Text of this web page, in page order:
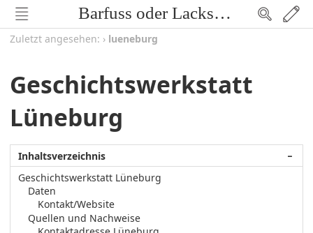
Barfuss oder Lackschuh
Zuletzt angesehen: › lueneburg
Geschichtswerkstatt
Lüneburg
−
Inhaltsverzeichnis
Geschichtswerkstatt Lüneburg
Daten
Kontakt/Website
Quellen und Nachweise